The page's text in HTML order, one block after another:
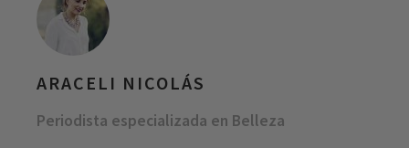
ARACELI NICOLÁS
Periodista especializada en Belleza